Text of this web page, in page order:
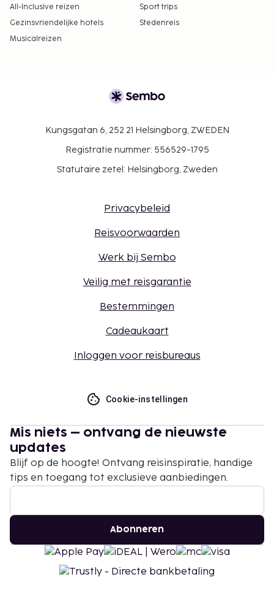
All-Inclusive reizen
Sport trips
Gezinsvriendelijke hotels
Stedenreis
Musicalreizen
Kungsgatan 6, 252 21 Helsingborg, ZWEDEN
Registratie nummer: 556529-1795
Statutaire zetel: Helsingborg, Zweden
Privacybeleid
Reisvoorwaarden
Werk bij Sembo
Veilig met reisgarantie
Bestemmingen
Cadeaukaart
Inloggen voor reisbureaus
Cookie-instellingen
Mis niets – ontvang de nieuwste
updates
Blijf op de hoogte! Ontvang reisinspiratie, handige
tips en toegang tot exclusieve aanbiedingen.
Abonneren